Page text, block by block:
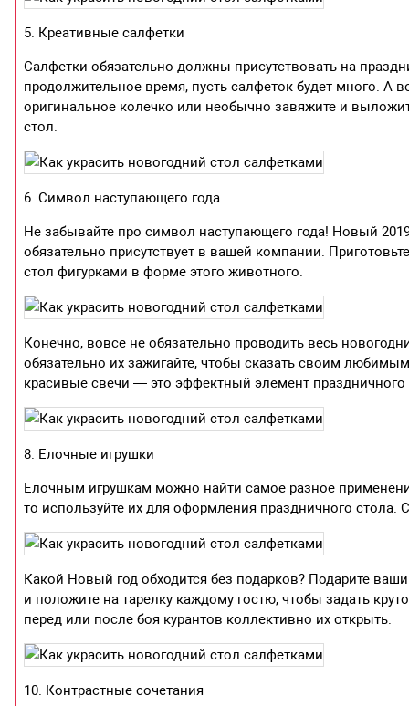
5. Креативные салфетки
Салфетки обязательно должны присутствовать на
продолжительное время, пусть салфеток будет много. А
оригинальное колечко или необычно завяжите и
стол.
6. Символ наступающего года
Не забывайте про символ наступающего года! Новый
обязательно присутствует в вашей компании.
стол фигурками в форме этого животного.
Конечно, вовсе не обязательно проводить весь
обязательно их зажигайте, чтобы сказать своим
красивые свечи — это эффектный элемент праздничного
8. Елочные игрушки
Елочным игрушкам можно найти самое разное
то используйте их для оформления праздничного стола.
Какой Новый год обходится без подарков? Подарите
и положите на тарелку каждому гостю, чтобы задать
перед или после боя курантов коллективно их открыть.
10. Контрастные сочетания